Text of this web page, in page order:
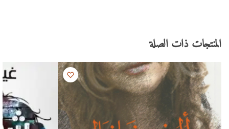
المنتجات ذات الصلة